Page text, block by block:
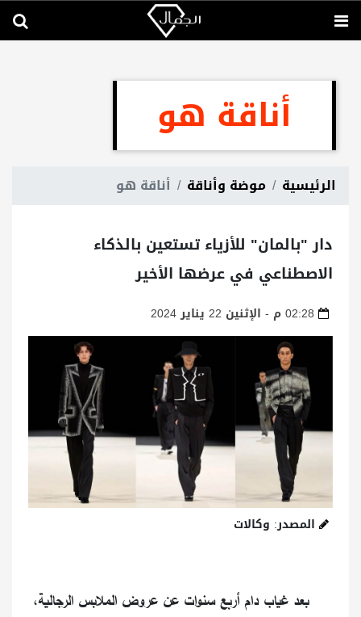
أناقة هو
الرئيسية موضة وأناقة أناقة هو
دار "بالمان" للأزياء تستعين بالذكاء
الاصطناعي في عرضها الأخير
المصدر: وكالات
بعد غياب دام أربع سنوات عن عروض الملابس الرجالية،